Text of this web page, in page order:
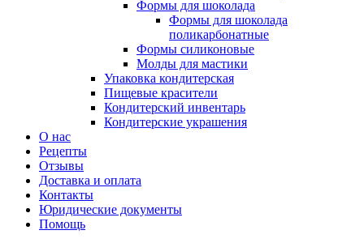
Формы для шоколада
Формы для шоколада
поликарбонатные
Формы силиконовые
Молды для мастики
Упаковка кондитерская
Пищевые красители
Кондитерский инвентарь
Кондитерские украшения
О нас
Рецепты
Отзывы
Доставка и оплата
Контакты
Юридические документы
Помощь